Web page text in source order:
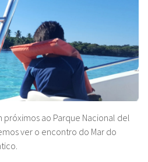
próximos ao Parque Nacional del
ver o encontro do Mar do